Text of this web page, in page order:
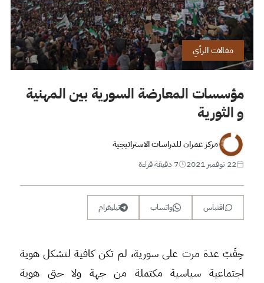
مقالات الرأي
مؤسسات المعارضة السورية بين المهنية
و الثورية
مركز عمران للدراسات الاستراتيجية
22 نوفمبر 2021
7 دقيقة قراءة
اقتباس واتساب تيليغرام
حِقَبٌ عدة مرت على سورية، لم تكن كافية لتشكل هوية
اجتماعية سياسية مكتملة من جهة ولا حتى هوية